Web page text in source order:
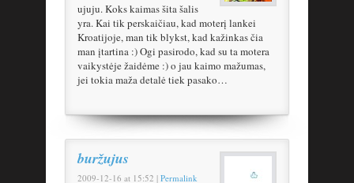
ujuju. Koks kaimas šita šalis
yra. Kai tik perskaičiau, kad moterį lankei
Kroatijoje, man tik blykst, kad kažinkas čia
man įtartina :) Ogi pasirodo, kad su ta motera
vaikystėje žaidėme :) o jau kaimo mažumas,
jei tokia maža detalė tiek pasako…
buržujus
2009-12-16 at 15:52 | Permalink